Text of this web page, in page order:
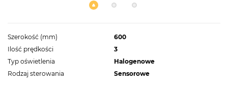
Szerokość (mm)
600
Ilość prędkości
3
Typ oświetlenia
Halogenowe
Rodzaj sterowania
Sensorowe